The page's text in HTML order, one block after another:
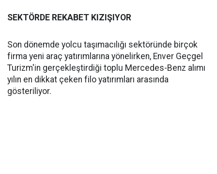
SEKTÖRDE REKABET KIZIŞIYOR
Son dönemde yolcu taşımacılığı sektöründe birçok
firma yeni araç yatırımlarına yönelirken, Enver Geçgel
Turizm'in gerçekleştirdiği toplu Mercedes-Benz alımı
yılın en dikkat çeken filo yatırımları arasında
gösteriliyor.